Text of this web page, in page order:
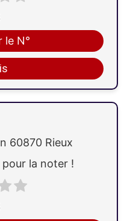
le N°
60870 Rieux
pour la noter !